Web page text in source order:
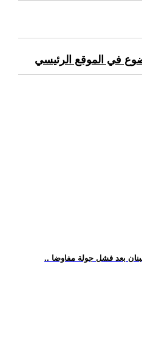
في الموقع الرئيسي
بعد فشل جولة مفاوضا